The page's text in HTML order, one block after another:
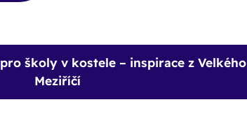
školy v kostele – inspirace z Velkého
Meziříčí